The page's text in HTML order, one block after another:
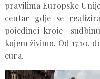
pravilima Europske
centar gdje se
pojedinci kroje
kojem živimo. Od 17.10.
eura.